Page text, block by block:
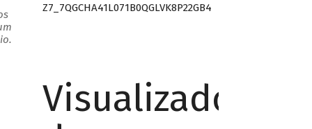
Z7_7QGCHA41L071B0QGLVK8P22GB4
Visualizador